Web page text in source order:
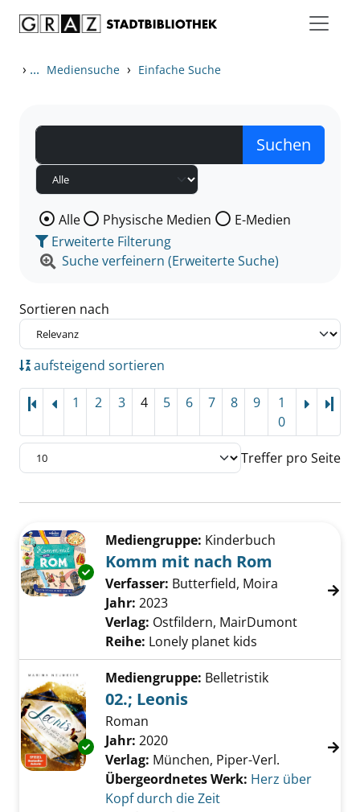
› ... Mediensuche › Einfache Suche
Wählen Sie die Medienart nach der Sie suchen wollen.
Alle Physische Medien
E-Medien
Erweiterte Filterung
Suche verfeinern (Erweiterte Suche)
Sortieren nach
aufsteigend sortieren
1 2 3 4 5 6 7 8 9
1
0
Treffer pro Seite
Zu den Suchfiltern springen
Exemplar-Details von Komm mit nach Rom
Mediengruppe: Kinderbuch
Komm mit nach Rom
Verfasser: Butterfield, Moira Suche nach
Jahr: 2023
Verlag: Ostfildern, MairDumont
Reihe: Lonely planet kids
Exemplar-Details von 02.; Leonis anzeigen
Mediengruppe: Belletristik
02.; Leonis
Roman
Suche nach diesem Verfasser
Jahr: 2020
Verlag: München, Piper-Verl.
Übergeordnetes Werk: Herz über
Kopf durch die Zeit